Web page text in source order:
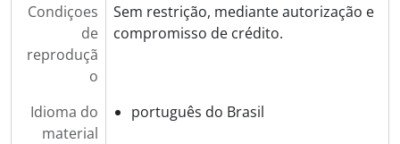
Condiçoes
de
reproduçã
o
Sem restrição, mediante autorização e
compromisso de crédito.
Idioma do
material
português do Brasil